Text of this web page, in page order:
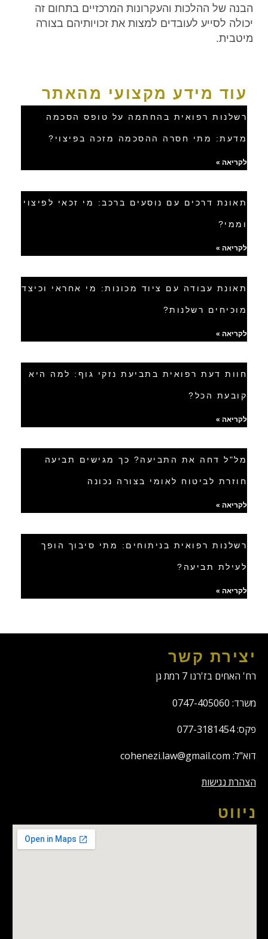
הבנה של ההלכות והעקרונות המרכזיים בתחום זה
יכולה לסייע לעובדים למצות את זכויותיהם בצורה
מיטבית.
עוד מידע מקצועי מהאתר
רשלנות רפואית בהחתמה על טופס הסכמה
מדעת: מתי חסרה ההסכמה מזכה בפיצוי?
לקריאה »
תאונת דרכים עם נוסעים ברכב: מי זכאי לפיצוי
וממי?
לקריאה »
תאונת עבודה עם ציוד מכונות: מי אחראי וכיצד
מוכיחים רשלנות?
לקריאה »
חוות דעת רפואית בתביעת נזקי גוף: למה היא
קובעת הכל?
לקריאה »
מל"ל דחה את התביעה? כך מגישים תביעה
חוזרת לביטוח לאומי בצורה נכונה
לקריאה »
רשלנות רפואית בניתוחים: מתי סיבוך הופך
לעילת תביעה?
לקריאה »
יצירת קשר
רח' האחים בז'רנו 7 רמת גן
משרד: 0747-405060
פקס: 077-3181454
דוא"ל: cohenezi.law@gmail.com
הצהרת נגישות
ניווט